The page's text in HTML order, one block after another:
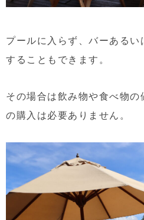
プールに入らず、バーある
することもできます。
その場合は飲み物や食べ物
の購入は必要ありません。